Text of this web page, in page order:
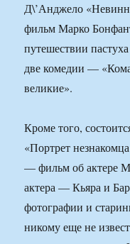
Д\’Анджело
фильм Марко
путешествии
две комедии —
великие».
Кроме того,
«Портрет
— фильм об актере
актера — Кьяра и
фотографии и
никому еще не